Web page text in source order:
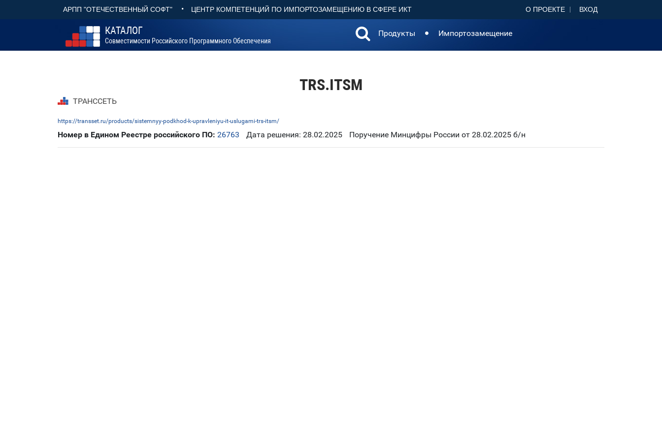
АРПП "ОТЕЧЕСТВЕННЫЙ СОФТ" • ЦЕНТР КОМПЕТЕНЦИЙ ПО ИМПОРТОЗАМЕЩЕНИЮ В СФЕРЕ ИКТ О ПРОЕКТЕ ВХОД
КАТАЛОГ
Совместимости Российского Программного Обеспечения
Продукты Импортозамещение
TRS.ITSM
ТРАНССЕТЬ
https://transset.ru/products/sistemnyy-podkhod-k-upravleniyu-it-uslugami-trs-itsm/
Номер в Едином Реестре российского ПО: 26763 Дата решения: 28.02.2025 Поручение Минцифры России от 28.02.2025 б/н